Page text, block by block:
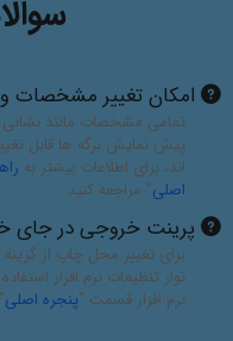
امکان تغییر مشخصات و
تمامی مشخصات مانند نشانی
پیش نمایش برگه ها قابل
اند، برای اطلاعات بیشتر به
اصلی" مراجعه کنید
پرینت خروجی در
برای تغییر محل چاپ از
نوار تنظیمات نرم افزار
نرم افزار قسمت "پنجره اصلی